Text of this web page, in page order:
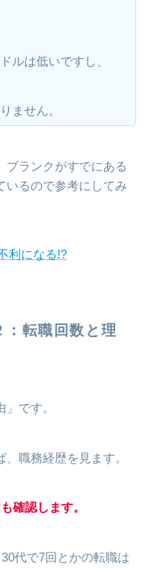
ルは低いですし、
ません。
ブランクがすでにある
いるので参考にしてみ
利になる!?
：転職回数と理
です。
職務経歴を見ます。
確認します。
代で7回とかの転職は